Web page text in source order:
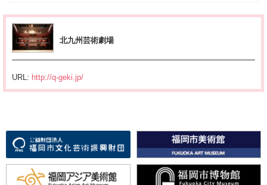
北九州芸術劇場
URL: http://q-geki.jp/